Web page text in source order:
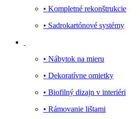
• Kompletné rekonštrukcie
• Sadrokartónové systémy
• Nábytok na mieru
• Dekoratívne omietky
• Biofilný dizajn v interiéri
• Rámovanie lištami